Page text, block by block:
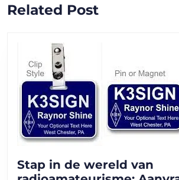
bericht:
Related Post
Stap in de wereld van